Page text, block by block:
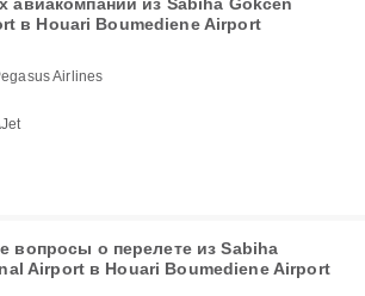
в Houari Boumediene Airport
Airlines
вопросы о перелете из Sabiha
Airport в Houari Boumediene Airport